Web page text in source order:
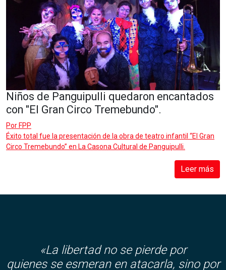
Niños de Panguipulli quedaron encantados
con "El Gran Circo Tremebundo".
Por FPP
Éxito total fue la presentación de la obra de teatro infantil “El Gran
Circo Tremebundo” en La Casona Cultural de Panguipulli.
Leer más
«La libertad no se pierde por
quienes se esmeran en atacarla, sino por